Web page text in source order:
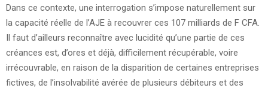
Dans ce contexte, une interrogation s’impose naturellement sur
la capacité réelle de l’AJE à recouvrer ces 107 milliards de F CFA.
Il faut d’ailleurs reconnaître avec lucidité qu’une partie de ces
créances est, d’ores et déjà, difficilement récupérable, voire
irrécouvrable, en raison de la disparition de certaines entreprises
fictives, de l’insolvabilité avérée de plusieurs débiteurs et des